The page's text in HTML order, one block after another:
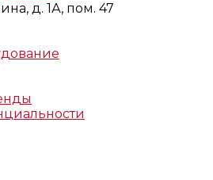
д. 1А, пом. 47